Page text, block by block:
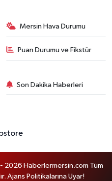
Mersin Hava Durumu
Puan Durumu ve Fikstür
Son Dakika Haberleri
2026 Haberlermersin.com Tüm
Ajans Politikalarına Uyar!